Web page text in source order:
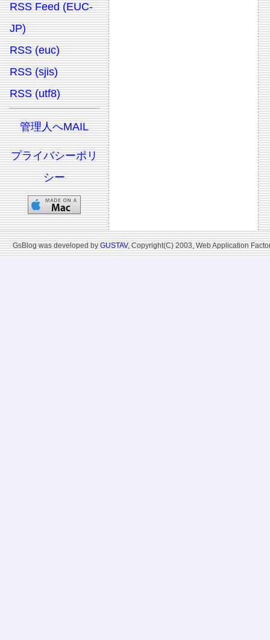
RSS Feed (EUC-
JP)
RSS (euc)
RSS (sjis)
RSS (utf8)
管理人へMAIL
プライバシーポリ
シー
GsBlog was developed byGUSTAV, Copyright(C) 2003, Web Application